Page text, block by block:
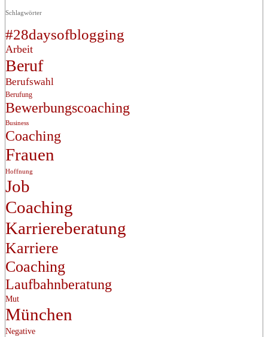
Schlagwörter
#28daysofblogging
Arbeit
Beruf
Berufswahl
Berufung
Bewerbungscoaching
Business
Coaching
Frauen
Hoffnung
Job
Coaching
Karriereberatung
Karriere
Coaching
Laufbahnberatung
Mut
München
Negative